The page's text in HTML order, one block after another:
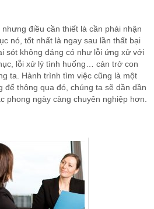
điều cần thiết là cần phải nhận
nó, tốt nhất là ngay sau lần thất bại
sót không đáng có như lỗi ứng xử với
lỗi xử lý tình huống… cản trở con
ta. Hành trình tìm việc cũng là một
để thông qua đó, chúng ta sẽ dần dần
phong ngày càng chuyên nghiệp hơn.